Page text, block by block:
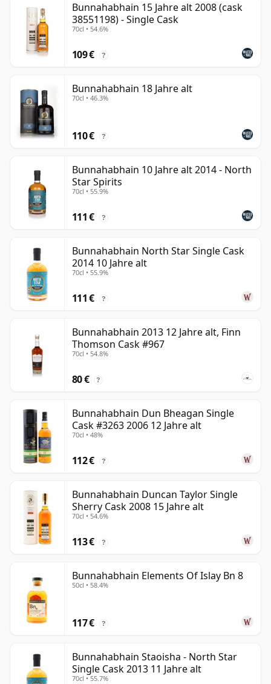
Bunnahabhain 15 Jahre alt 2008 (cask
38551198) - Single Cask
70cl • 54.6%
109 € ?
Bunnahabhain 18 Jahre alt
70cl • 46.3%
110 € ?
Bunnahabhain 10 Jahre alt 2014 - North
Star Spirits
70cl • 55.9%
111 € ?
Bunnahabhain North Star Single Cask
2014 10 Jahre alt
70cl • 55.9%
111 € ?
Bunnahabhain 2013 12 Jahre alt, Finn
Thomson Cask #967
70cl • 54.8%
80 € ?
Bunnahabhain Dun Bheagan Single
Cask #3263 2006 12 Jahre alt
70cl • 48%
112 € ?
Bunnahabhain Duncan Taylor Single
Sherry Cask 2008 15 Jahre alt
70cl • 54.6%
113 € ?
Bunnahabhain Elements Of Islay Bn 8
50cl • 58.4%
117 € ?
Bunnahabhain Staoisha - North Star
Single Cask 2013 11 Jahre alt
70cl • 55.7%